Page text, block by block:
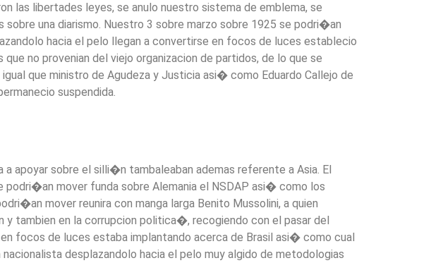
las libertades leyes, se anulo nuestro sistema de emblema, se
una diarismo. Nuestro 3 sobre marzo sobre 1925 se podri�an
hacia el pelo llegan a convertirse en focos de luces establecio
no provenian del viejo organizacion de partidos, de lo que se
que ministro de Agudeza y Justicia asi� como Eduardo Callejo de
suspendida.
apoyar sobre el silli�n tambaleaban ademas referente a Asia. El
podri�an mover funda sobre Alemania el NSDAP asi� como los
mover reunira con manga larga Benito Mussolini, a quien
tambien en la corrupcion politica�, recogiendo con el pasar del
focos de luces estaba implantando acerca de Brasil asi� como cual
desplazandolo hacia el pelo muy algido de metodologias